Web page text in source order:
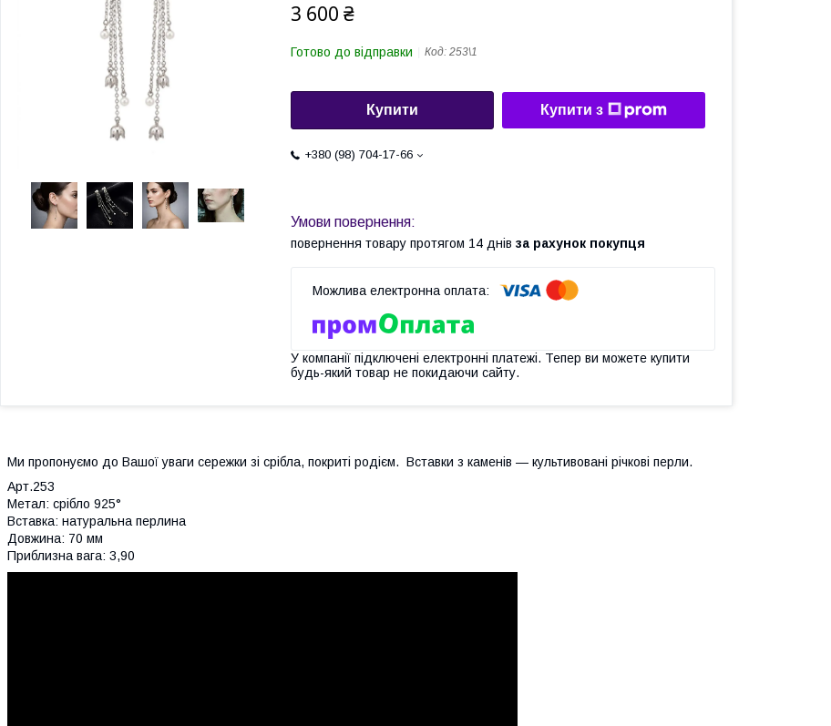
3 600 ₴
Готово до відправки Код: 253\1
Купити Купити з
+380 (98) 704-17-66
повернення товару протягом 14 днів за рахунок покупця
У компанії підключені електронні платежі. Тепер ви можете купити
будь-який товар не покидаючи сайту.
Ми пропонуємо до Вашої уваги сережки зі срібла, покриті родієм. Вставки з каменів — культивовані річкові перли.
Арт.253
Метал: срібло 925°
Вставка: натуральна перлина
Довжина: 70 мм
Приблизна вага: 3,90